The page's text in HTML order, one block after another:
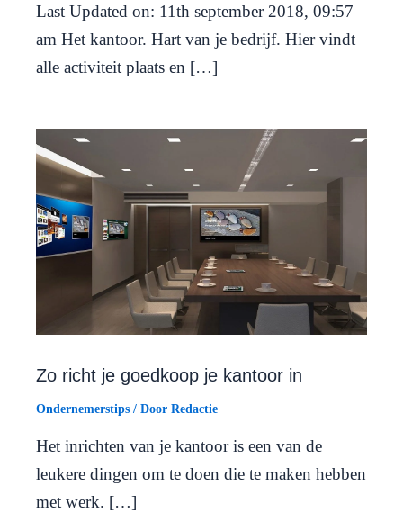
Last Updated on: 11th september 2018, 09:57
am Het kantoor. Hart van je bedrijf. Hier vindt
alle activiteit plaats en […]
Zo richt je goedkoop je kantoor in
Ondernemerstips / Door Redactie
Het inrichten van je kantoor is een van de
leukere dingen om te doen die te maken hebben
met werk. […]